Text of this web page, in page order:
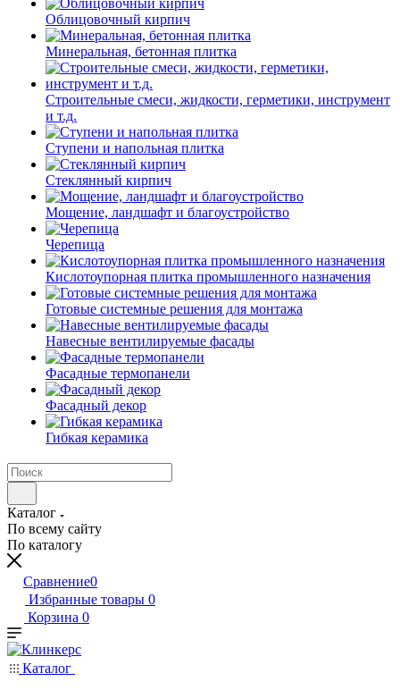
Облицовочный кирпич
Минеральная, бетонная плитка
Строительные смеси, жидкости, герметики, инструмент
и т.д.
Ступени и напольная плитка
Cтеклянный кирпич
Мощение, ландшафт и благоустройство
Черепица
Кислотоупорная плитка промышленного назначения
Готовые системные решения для монтажа
Навесные вентилируемые фасады
Фасадные термопанели
Фасадный декор
Гибкая керамика
Каталог
По всему сайту
По каталогу
Сравнение0
Избранные товары 0
Корзина 0
Каталог